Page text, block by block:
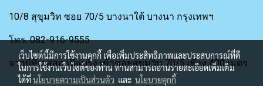
10/8 สุขุมวิท ซอย 70/5 บางนาใต้ บางนา กรุงเทพฯ
โทร. 082-916-9555
จากบีทีเอสสถานีแบริ่ง เข้าซอยสุขุมวิท 70/5 เพียง 400 เมตร
เว็บไซต์นี้มีการใช้งานคุกกี้ เพื่อเพิ่มประสิทธิภาพและประสบการณ์ที่ดี
ในการใช้งานเว็บไซต์ของท่าน ท่านสามารถอ่านรายละเอียดเพิ่มเติม
ได้ที่นโยบายความเป็นส่วนตัว และ นโยบายคุกกี้